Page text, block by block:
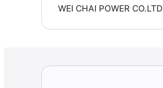
WEI CHAI POWER CO.LTD